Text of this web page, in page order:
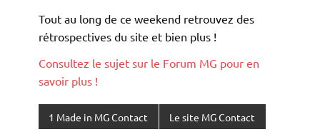
Tout au long de ce weekend retrouvez des
rétrospectives du site et bien plus !
Consultez le sujet sur le Forum MG pour en
savoir plus !
1 Made in MG Contact Le site MG Contact